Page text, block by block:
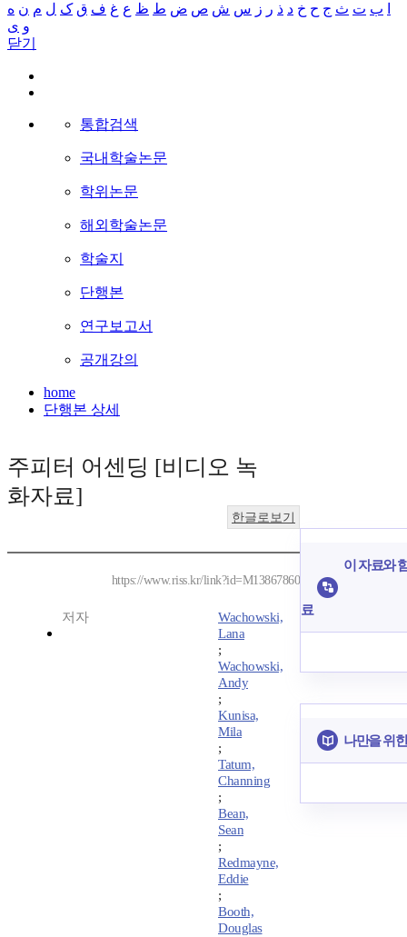
ب ت ث ج ح خ د ذ ر ز س ش ص ض ط ظ ع غ ف ق ک ل م ن ه
و ی
닫기
통합검색
국내학술논문
학위논문
해외학술논문
학술지
단행본
연구보고서
공개강의
home
단행본 상세
주피터 어센딩 [비디오 녹
화자료]
한글로보기
https://www.riss.kr/link?id=M13867860
저자
Wachowski,
Lana
;
Wachowski,
Andy
;
Kunisa,
Mila
;
Tatum,
Channing
;
Bean,
Sean
;
Redmayne,
Eddie
;
Booth,
Douglas
이 자료와
료
나만을 위